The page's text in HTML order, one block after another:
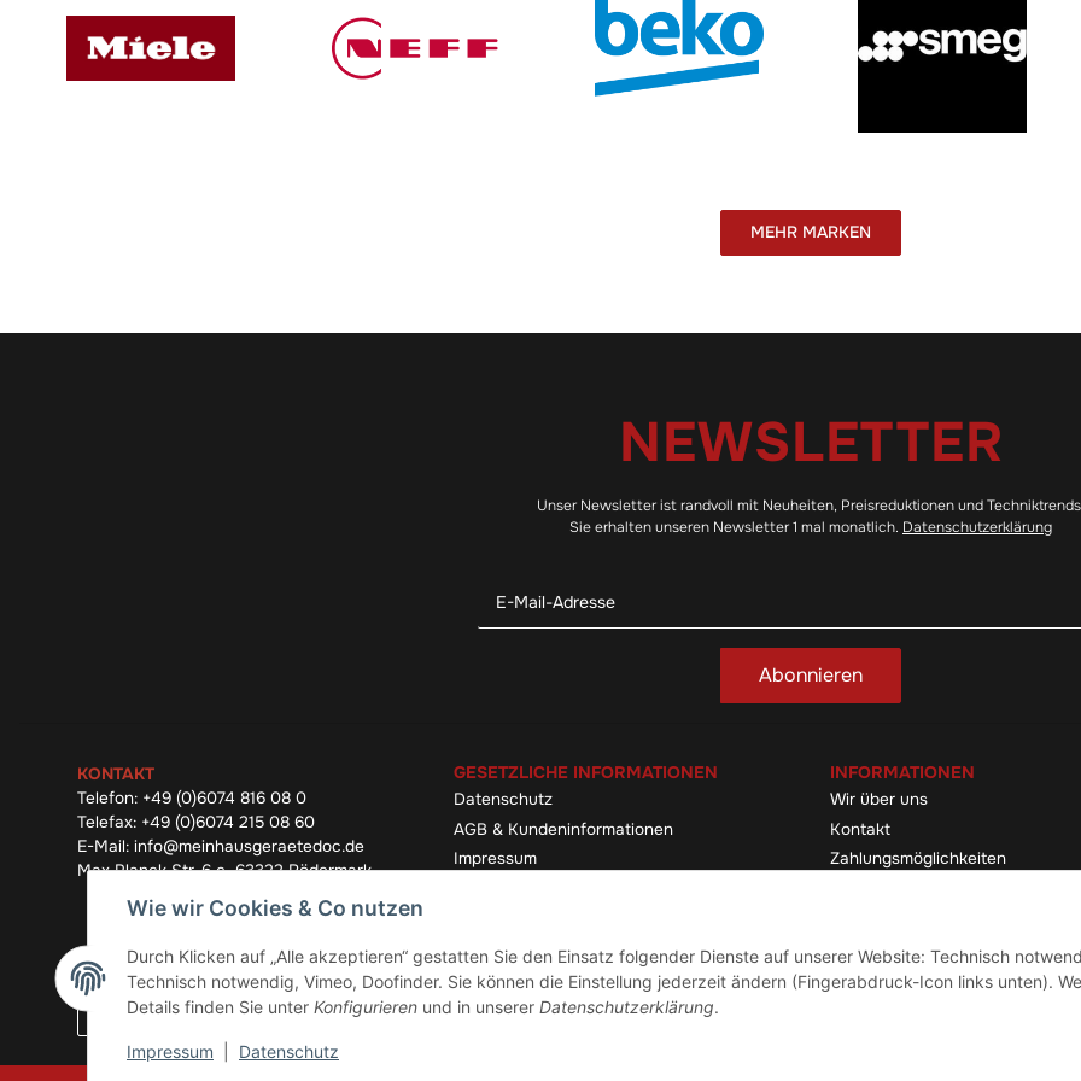
MEHR MARKEN
NEWSLETTER
Unser Newsletter ist randvoll mit Neuheiten, Preisreduktionen und
Sie erhalten unseren Newsletter 1 mal monatlich. Datenschutzerklärung
Abonnieren
KONTAKT
Telefon: +49 (0)6074 816 08 0
Telefax: +49 (0)6074 215 08 60
E-Mail: info@meinhausgeraetedoc.de
Max Planck Str. 6 c, 63322 Rödermark
GESETZLICHE INFORMATIONEN
Datenschutz
AGB & Kundeninformationen
Impressum
INFORMATIONEN
Wir über uns
Kontakt
Zahlungsmöglichkeiten
Vertrag widerrufen
Wie wir Cookies & Co nutzen
Durch Klicken auf „Alle akzeptieren“ gestatten Sie den Einsatz folgender Dienste auf unserer Website: Technisch
Technisch notwendig, Vimeo, Doofinder. Sie können die Einstellung jederzeit ändern (Fingerabdruck-Icon links unten).
Details finden Sie unter Konfigurieren und in unserer Datenschutzerklärung.
Impressum Datenschutz